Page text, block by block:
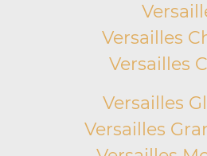
Versailles
Versailles
Versailles
Versailles